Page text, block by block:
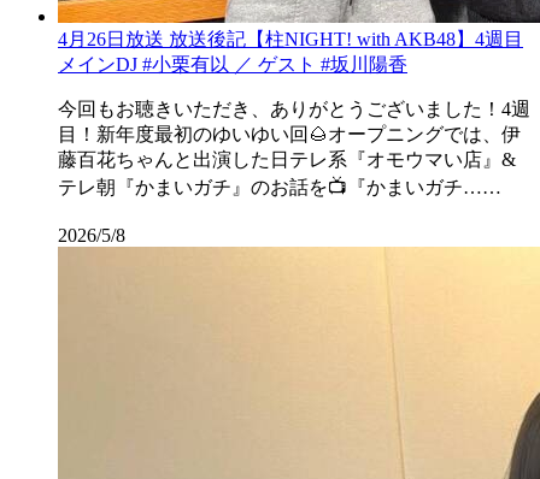
4月26日放送 放送後記【柱NIGHT! with AKB48】4週目
メインDJ #小栗有以 ／ ゲスト #坂川陽香
今回もお聴きいただき、ありがとうございました！4週
目！新年度最初のゆいゆい回🌰オープニングでは、伊
藤百花ちゃんと出演した日テレ系『オモウマい店』&
テレ朝『かまいガチ』のお話を📺『かまいガチ……
2026/5/8